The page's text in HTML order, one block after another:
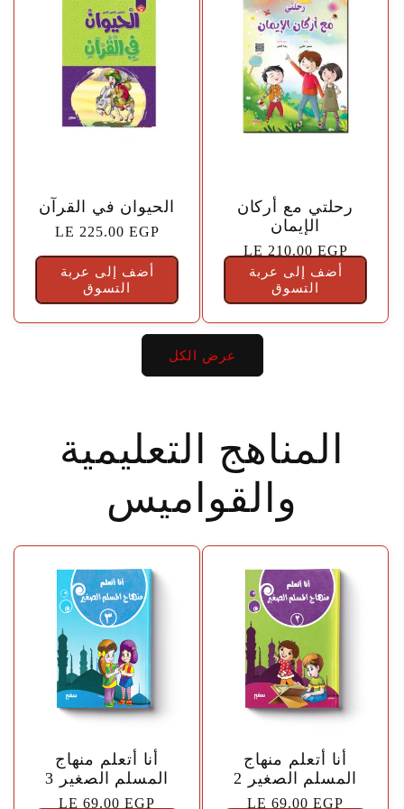
الحيوان في القرآن
السعر
الاعتيادي
LE 225.00 EGP
أضف إلى عربة
التسوق
رحلتي مع أركان
الإيمان
السعر
الاعتيادي
LE 210.00 EGP
أضف إلى عربة
التسوق
عرض الكل
المناهج التعليمية
والقواميس
أنا أتعلم منهاج
المسلم الصغير 3
السعر
LE 69.00 EGP
أنا أتعلم منهاج
المسلم الصغير 2
السعر
LE 69.00 EGP